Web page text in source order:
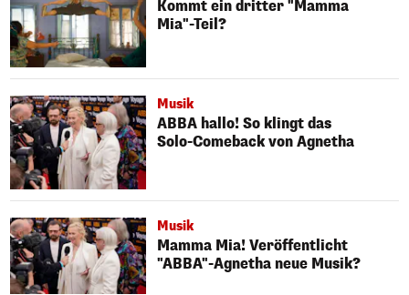
Kommt ein dritter "Mamma
Mia"-Teil?
Musik
ABBA hallo! So klingt das
Solo-Comeback von Agnetha
Musik
Mamma Mia! Veröffentlicht
"ABBA"-Agnetha neue Musik?